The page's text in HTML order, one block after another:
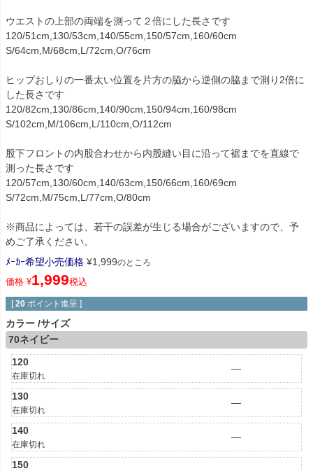
ウエストの上部の両端を測って２倍にした長さです
120/51cm,130/53cm,140/55cm,150/57cm,160/60cm
S/64cm,M/68cm,L/72cm,O/76cm
ヒップおしりの一番太い位置を片方の脇から逆側の脇まで測り2倍に
した長さです
120/82cm,130/86cm,140/90cm,150/94cm,160/98cm
S/102cm,M/106cm,L/110cm,O/112cm
股下フロントの内股合わせから内股縫い目に沿って裾までを直線で
測った長さです
120/57cm,130/60cm,140/63cm,150/66cm,160/69cm
S/72cm,M/75cm,L/77cm,O/80cm
※商品によっては、若干の誤差が生じる場合がございますので、予
めご了承ください。
ﾒｰｶｰ希望小売価格 ¥1,999のところ
価格 ¥1,999税込
[ 20 ポイント進呈 ]
カラー サイズ
70ネイビー
120
在庫切れ
—
130
在庫切れ
—
140
在庫切れ
—
150